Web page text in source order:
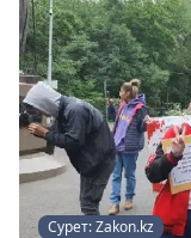
Сурет: Zakon.kz